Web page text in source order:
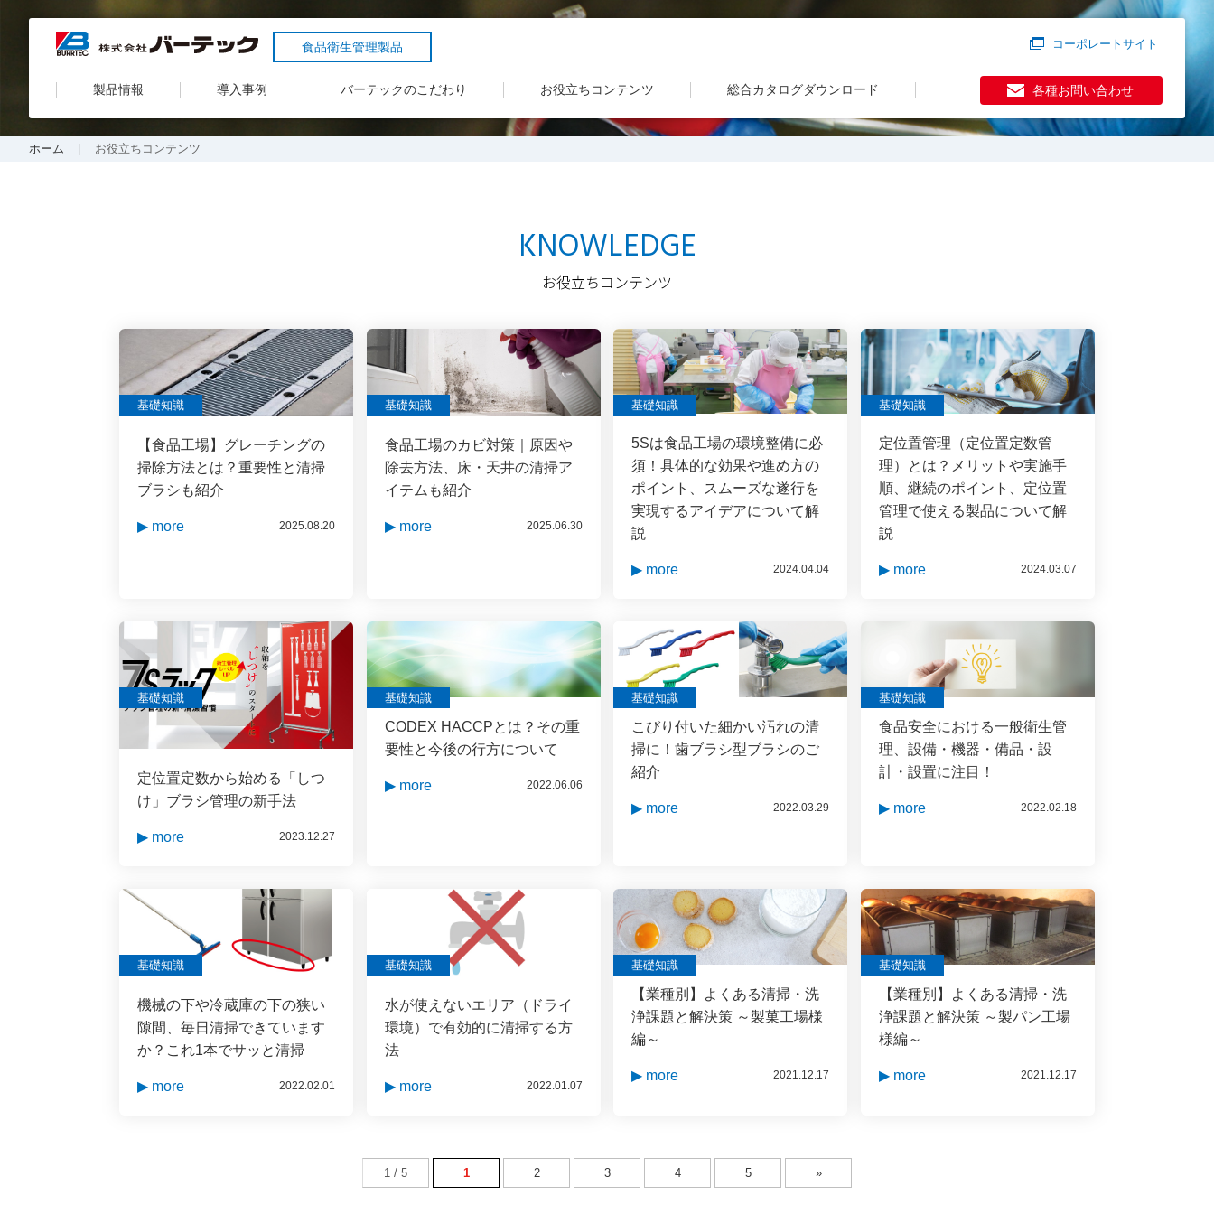
食品衛生管理製品 コーポレートサイト
製品情報 導入事例 バーテックのこだわり お役立ちコンテンツ 総合カタログダウンロード 各種お問い合わせ
ホーム お役立ちコンテンツ
KNOWLEDGE
お役立ちコンテンツ
基礎知識
【食品工場】グレーチングの
掃除方法とは？重要性と清掃
ブラシも紹介
▶ more 2025.08.20
基礎知識
食品工場のカビ対策｜原因や
除去方法、床・天井の清掃ア
イテムも紹介
▶ more 2025.06.30
基礎知識
5Sは食品工場の環境整備に必
須！具体的な効果や進め方の
ポイント、スムーズな遂行を
実現するアイデアについて解
説
▶ more 2024.04.04
基礎知識
定位置管理（定位置定数管
理）とは？メリットや実施手
順、継続のポイント、定位置
管理で使える製品について解
説
▶ more 2024.03.07
基礎知識
定位置定数から始める「しつ
け」ブラシ管理の新手法
▶ more 2023.12.27
基礎知識
CODEX HACCPとは？その重
要性と今後の行方について
▶ more 2022.06.06
基礎知識
こびり付いた細かい汚れの清
掃に！歯ブラシ型ブラシのご
紹介
▶ more 2022.03.29
基礎知識
食品安全における一般衛生管
理、設備・機器・備品・設
計・設置に注目！
▶ more 2022.02.18
基礎知識
機械の下や冷蔵庫の下の狭い
隙間、毎日清掃できています
か？これ1本でサッと清掃
▶ more 2022.02.01
基礎知識
水が使えないエリア（ドライ
環境）で有効的に清掃する方
法
▶ more 2022.01.07
基礎知識
【業種別】よくある清掃・洗
浄課題と解決策 ～製菓工場様
編～
▶ more 2021.12.17
基礎知識
【業種別】よくある清掃・洗
浄課題と解決策 ～製パン工場
様編～
▶ more 2021.12.17
1 / 5 1 2 3 4 5 »